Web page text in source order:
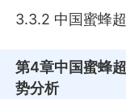
3.3.2 中国蜜蜂
第4章中国蜜蜂
势分析